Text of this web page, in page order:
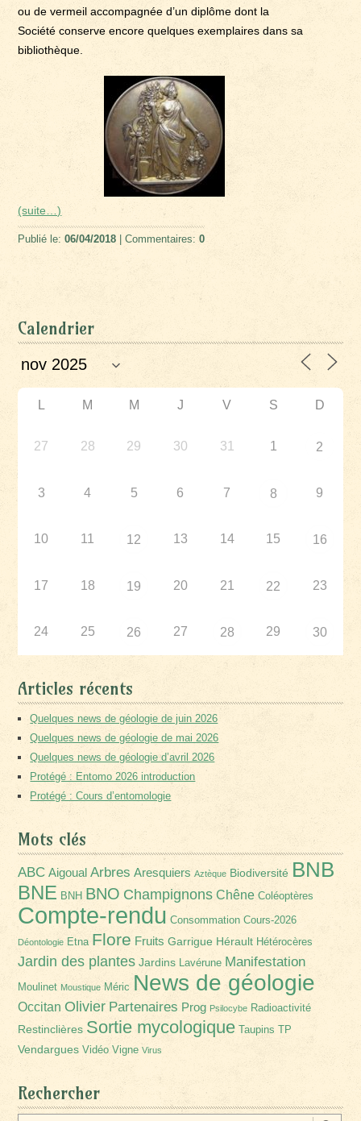
ou de vermeil accompagnée d’un diplôme dont la
Société conserve encore quelques exemplaires dans sa
bibliothèque.
(suite…)
Publié le:06/04/2018 | Commentaires:0
Calendrier
L M M J V S D
27 28 29 30 31 1 2
3 4 5 6 7 8 9
10 11 12 13 14 15 16
17 18 19 20 21 22 23
24 25 26 27 28 29 30
Articles récents
Quelques news de géologie de juin 2026
Quelques news de géologie de mai 2026
Quelques news de géologie d’avril 2026
Protégé : Entomo 2026 introduction
Protégé : Cours d’entomologie
Mots clés
ABC Aigoual Arbres Aresquiers Aztèque Biodiversité BNB
BNE BNH BNO Champignons Chêne Coléoptères
Compte-rendu Consommation Cours-2026
Déontologie Etna Flore Fruits Garrigue Hérault Hétérocères
Jardin des plantes Jardins Lavérune Manifestation
Moulinet Moustique Méric News de géologie
Occitan Olivier Partenaires Prog Psilocybe Radioactivité
Restinclières Sortie mycologique Taupins TP
Vendargues Vidéo Vigne Virus
Rechercher